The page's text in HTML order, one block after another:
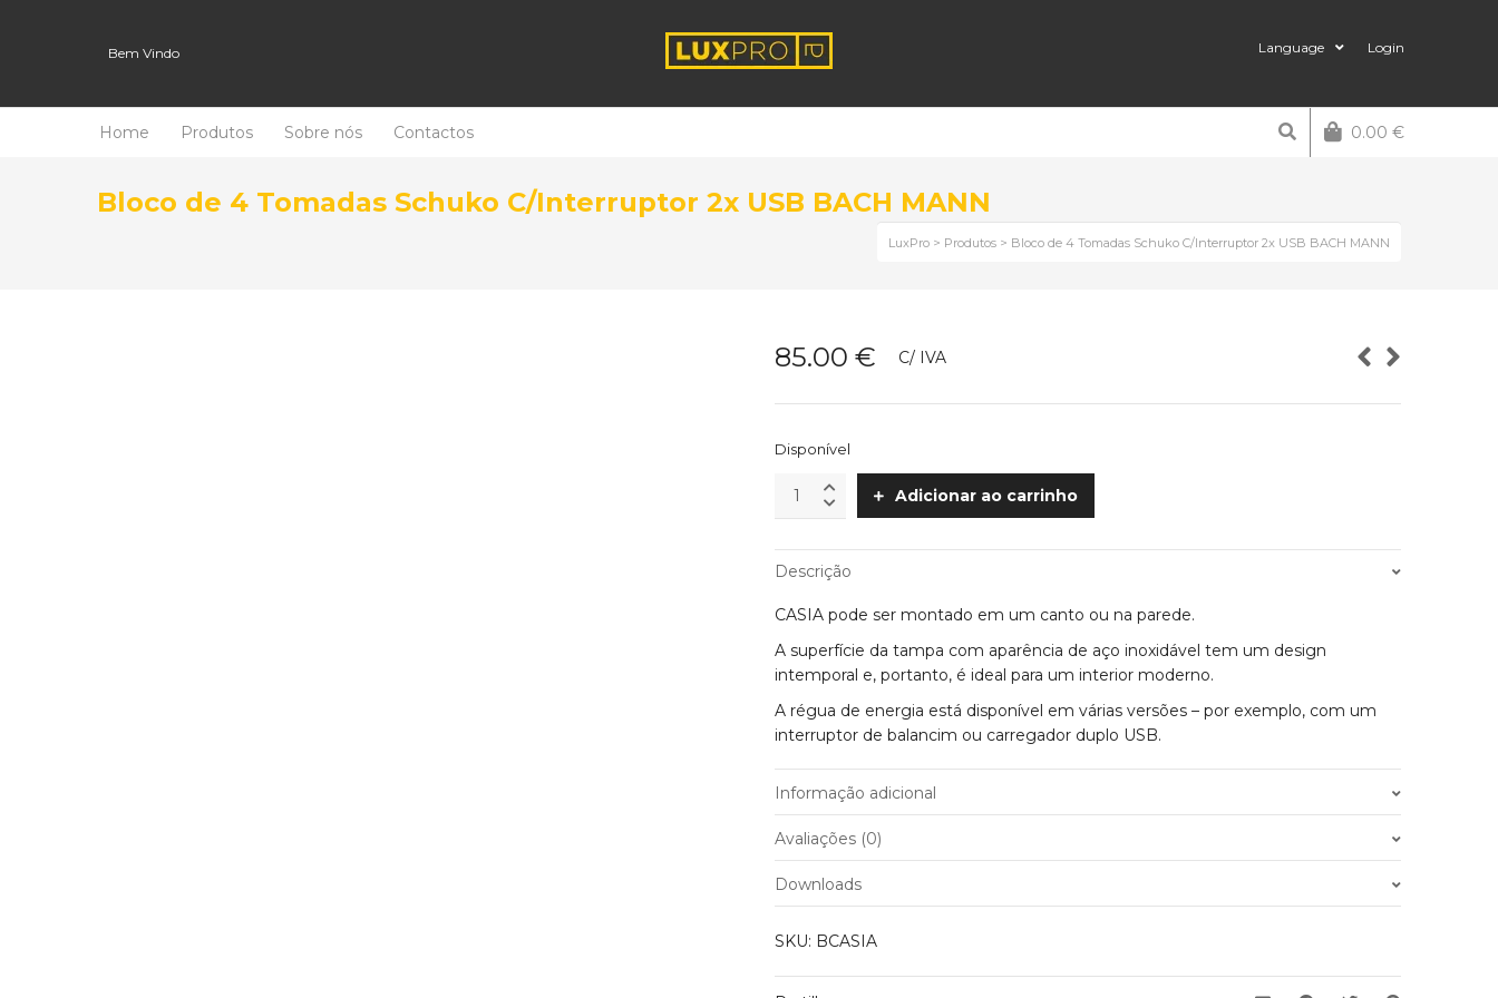
Bem Vindo Language Login
Home Produtos Sobre nós Contactos 0.00 €
Bloco de 4 Tomadas Schuko C/Interruptor 2x USB BACH MANN
LuxPro > Produtos > Bloco de 4 Tomadas Schuko C/Interruptor 2x USB BACH MANN
85.00€ C/ IVA
Disponível
Tomadas
Schuko
2x
USB
BACH
MANN
quantity
Adicionar ao carrinho
Descrição
CASIA pode ser montado em um canto ou na parede.
A superfície da tampa com aparência de aço inoxidável tem um design
intemporal e, portanto, é ideal para um interior moderno.
A régua de energia está disponível em várias versões – por exemplo, com um
interruptor de balancim ou carregador duplo USB.
Informação adicional
Peso
Cor
Inox
Grau de Isolamento
Avaliações (0)
Ainda não existem avaliações.
deixar opinião.
Downloads
SKU: BCASIA